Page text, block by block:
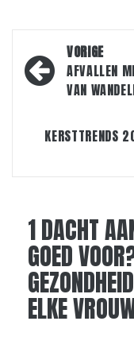
Bericht
navigatie
VORIGE
AFVALLEN
VAN
KERSTTRENDS
1 DACHT
GOED
ELKE